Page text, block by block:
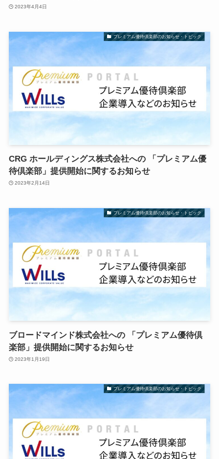
2023年4月4日
プレミアム優待倶楽部のお知らせ・トピック
CRG ホールディングス株式会社への 「プレミアム優
待倶楽部」提供開始に関するお知らせ
2023年2月14日
プレミアム優待倶楽部のお知らせ・トピック
ブロードマインド株式会社への 「プレミアム優待倶
楽部」提供開始に関するお知らせ
2023年1月19日
プレミアム優待倶楽部のお知らせ・トピック